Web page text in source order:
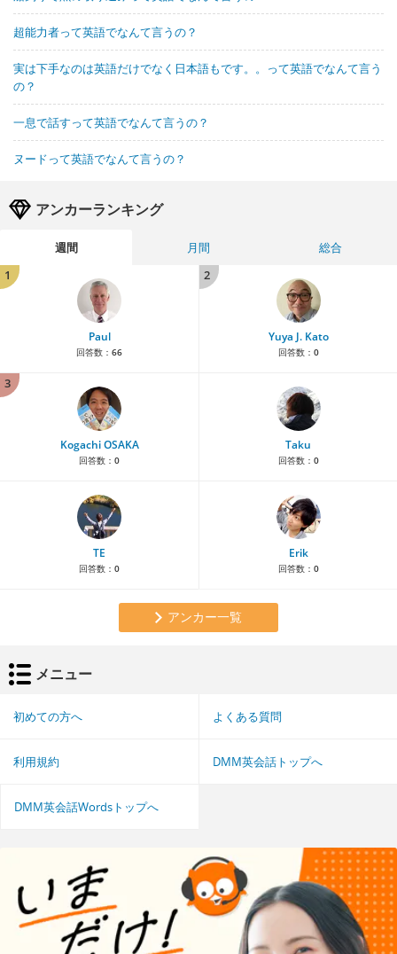
超能力者って英語でなんて言うの？
実は下手なのは英語だけでなく日本語もです。。って英語でなんて言う
の？
一息で話すって英語でなんて言うの？
ヌードって英語でなんて言うの？
アンカーランキング
週間 月間
総合
1
Paul
回答数： 66
2
Yuya J. Kato
回答数： 0
3
Kogachi OSAKA
回答数： 0
Taku
回答数： 0
TE
回答数： 0
Erik
回答数： 0
アンカー一覧
メニュー
初めての方へ よくある質問
利用規約 DMM英会話トップへ
DMM英会話Wordsトップへ